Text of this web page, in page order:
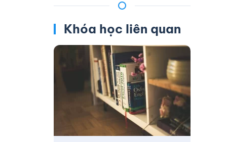
Khóa học liên quan